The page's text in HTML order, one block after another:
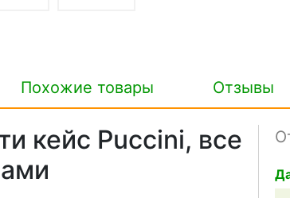
Похожие товары Отзывы
кейс Puccini, все